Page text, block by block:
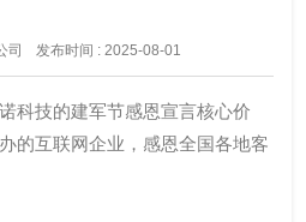
司 发布时间 : 2025-08-01
科技的建军节感恩宣言核心价
的互联网企业，感恩全国各地客